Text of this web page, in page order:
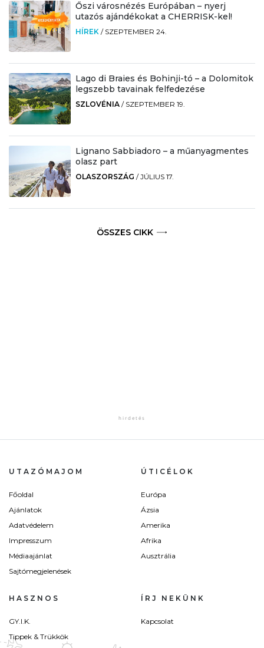
Őszi városnézés Európában – nyerj
utazós ajándékokat a CHERRISK-kel!
HÍREK / SZEPTEMBER 24.
Lago di Braies és Bohinji-tó – a Dolomitok
legszebb tavainak felfedezése
SZLOVÉNIA / SZEPTEMBER 19.
Lignano Sabbiadoro – a műanyagmentes
olasz part
OLASZORSZÁG /JÚLIUS 17.
ÖSSZES CIKK
UTAZÓMAJOM
Főoldal
Ajánlatok
Adatvédelem
Impresszum
Médiaajánlat
Sajtómegjelenések
ÚTICÉLOK
Európa
Ázsia
Amerika
Afrika
Ausztrália
HASZNOS
GY.I.K.
Tippek & Trükkök
ÍRJ NEKÜNK
Kapcsolat